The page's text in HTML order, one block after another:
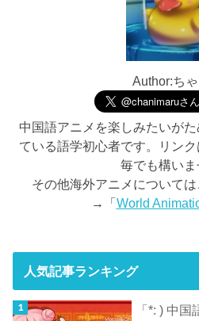
Author:ち
中国語アニメを楽しみたいが
ている語学初心者です。リン
毎でも構いま
その他海外アニメについて
→「 World
人気記事ランキング
「*: ) 中